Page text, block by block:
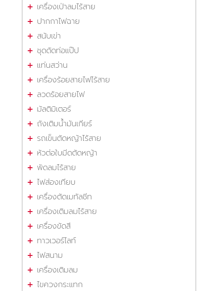
เครื่องเป่าลมไร้สาย
ปากกาไฟฉาย
สนับเข่า
ชุดดัดท่อแป๊ป
แท่นสว่าน
เครื่องร้อยสายไฟไร้สาย
ลวดร้อยสายไฟ
มัลติมิเตอร์
ถังเติมน้ำมันเกียร์
รถเข็นตัดหญ้าไร้สาย
หัวต่อใบมีดตัดหญ้า
พัดลมไร้สาย
ไฟส่องเทียบ
เครื่องตัดเมทัลชีท
เครื่องเติมลมไร้สาย
เครื่องขัดสี
ทาวเวอร์ไลท์
ไฟสนาม
เครื่องเติมลม
ไขควงกระแทก